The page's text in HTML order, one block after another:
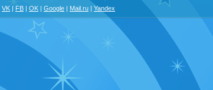
VK | FB | OK | Google | Mail.ru | Yandex